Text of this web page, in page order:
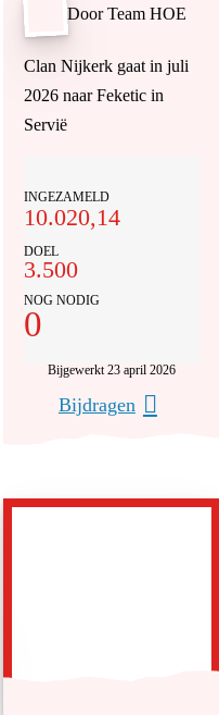
Door Team HOE
Clan Nijkerk gaat in juli
2026 naar Feketic in
Servië
INGEZAMELD
10.020,14
DOEL
3.500
NOG NODIG
0
Bijgewerkt 23 april 2026
Bijdragen